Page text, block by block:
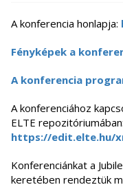
A konferencia honlapja:
Fényképek a
A konferencia
A konferenciához
ELTE repozitóriumában:
https://edit.elte.hu/
Konferenciánkat a
keretében rendeztük